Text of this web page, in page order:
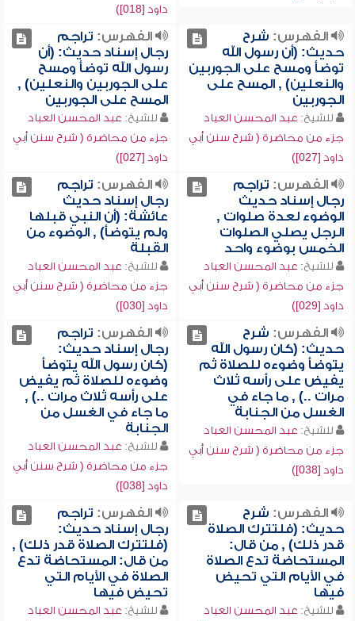
داود [018])
الفهرس: شرح
حديث: (أن رسول الله
توضأ ومسح على الجوربين
والنعلين) , المسح على
الجوربين
للشيخ: عبد المحسن العباد
جزء من محاضرة ( شرح سنن أبي
داود [027])
الفهرس: تراجم
رجال إسناد حديث: (أن
رسول الله توضأ ومسح
على الجوربين والنعلين) ,
المسح على الجوربين
للشيخ: عبد المحسن العباد
جزء من محاضرة ( شرح سنن أبي
داود [027])
الفهرس: تراجم
رجال إسناد حديث
الوضوء لعدة صلوات ,
الرجل يصلي الصلوات
الخمس بوضوء واحد
للشيخ: عبد المحسن العباد
جزء من محاضرة ( شرح سنن أبي
داود [029])
الفهرس: تراجم
رجال إسناد حديث
عائشة: (أن النبي قبلها
ولم يتوضأ) , الوضوء من
القبلة
للشيخ: عبد المحسن العباد
جزء من محاضرة ( شرح سنن أبي
داود [030])
الفهرس: شرح
حديث: (كان رسول الله
يتوضأ وضوءه للصلاة ثم
يفيض على رأسه ثلاث
مرات ..) , ما جاء في
الغسل من الجنابة
للشيخ: عبد المحسن العباد
جزء من محاضرة ( شرح سنن أبي
داود [038])
الفهرس: تراجم
رجال إسناد حديث:
(كان رسول الله يتوضأ
وضوءه للصلاة ثم يفيض
على رأسه ثلاث مرات ..) ,
ما جاء في الغسل من
الجنابة
للشيخ: عبد المحسن العباد
جزء من محاضرة ( شرح سنن أبي
داود [038])
الفهرس: شرح
حديث: (فلتترك الصلاة
قدر ذلك) , من قال:
المستحاضة تدع الصلاة
في الأيام التي تحيض
فيها
للشيخ: عبد المحسن العباد
الفهرس: تراجم
رجال إسناد حديث:
(فلتترك الصلاة قدر ذلك) ,
من قال: المستحاضة تدع
الصلاة في الأيام التي
تحيض فيها
للشيخ: عبد المحسن العباد